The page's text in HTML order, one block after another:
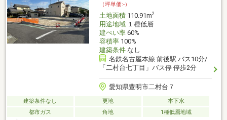
（坪単価:-）
土地面積110.91m2
用途地域１種低層
建ぺい率60%
容積率100%
建築条件なし
名鉄名古屋本線 前後駅 バス10分/
「二村台七丁目」バス停 停歩2分
愛知県豊明市二村台７
建築条件なし 更地
本下水
都市ガス
角地 1種低層地域